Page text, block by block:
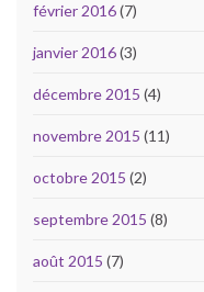
février 2016(7)
janvier 2016(3)
décembre 2015 (4)
novembre 2015 (11)
octobre 2015 (2)
septembre 2015 (8)
août 2015 (7)